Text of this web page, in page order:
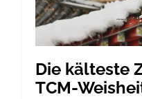
Die kälteste
TCM-